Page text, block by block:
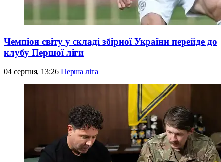
Чемпіон світу у складі збірної України перейде до
клубу Першої ліги
04 серпня, 13:26 Перша ліга